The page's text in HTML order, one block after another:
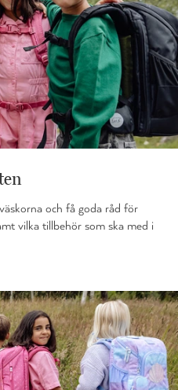
och få goda råd för
vilka tillbehör som ska med i